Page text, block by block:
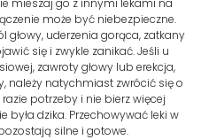
mieszaj go z innymi lekami na
może być niebezpieczne.
głowy, uderzenia gorąca, zatkany
się i zwykle zanikać. Jeśli u
zawroty głowy lub erekcja,
należy natychmiast zwrócić się o
potrzeby i nie bierz więcej
była dzika. Przechowywać leki w
silne i gotowe.